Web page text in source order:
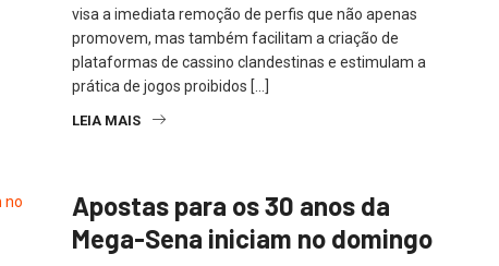
visa a imediata remoção de perfis que não apenas
promovem, mas também facilitam a criação de
plataformas de cassino clandestinas e estimulam a
prática de jogos proibidos […]
LEIA MAIS
Apostas para os 30 anos da
Mega-Sena iniciam no domingo